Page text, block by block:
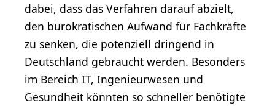
dabei, dass das Verfahren darauf abzielt,
den bürokratischen Aufwand für Fachkräfte
zu senken, die potenziell dringend in
Deutschland gebraucht werden. Besonders
im Bereich IT, Ingenieurwesen und
Gesundheit könnten so schneller benötigte